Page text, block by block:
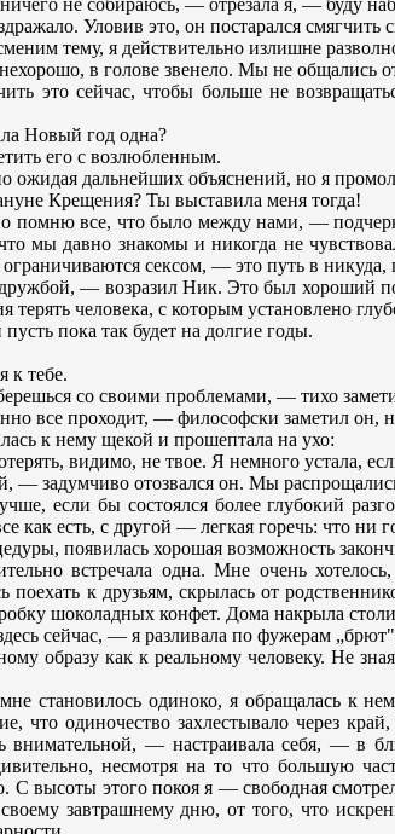
не собираюсь, — отрезала я, — буду
Уловив это, он постарался смягчить
тему, я действительно излишне
в голове звенело. Мы не общались
это сейчас, чтобы больше не
Новый год одна?
его с возлюбленным.
ожидая дальнейших объяснений, но я
Крещения? Ты выставила меня тогда!
помню все, что было между нами, —
мы давно знакомы и никогда не
сексом, — это путь в
— возразил Ник. Это был хороший
человека, с которым установлено
пока так будет на долгие годы.
к тебе.
со своими проблемами, — тихо
все проходит, — философски заметил он,
к нему щекой и прошептала на ухо:
видимо, не твое. Я немного устала,
задумчиво отозвался он. Мы
если бы состоялся более глубокий
как есть, с другой — легкая горечь: что
появилась хорошая возможность
встречала одна. Мне очень
поехать к друзьям, скрылась от
шоколадных конфет. Дома накрыла
сейчас, — я разливала по фужерам
образу как к реальному человеку. Не
становилось одиноко, я обращалась к
что одиночество захлестывало через
внимательной, — настраивала себя, — в
несмотря на то что большую
С высоты этого покоя я — свободная
завтрашнему дню, от того, что